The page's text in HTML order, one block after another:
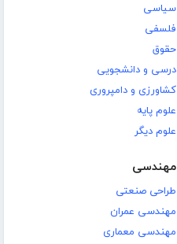
سیاسی
فلسفی
حقوق
درسی و دانشجویی
کشاورزی و دامپروری
علوم پایه
علوم دیگر
مهندسی
طراحی صنعتی
مهندسی عمران
مهندسی معماری